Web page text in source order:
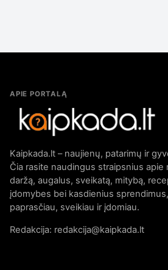
APIE PORTALĄ
Kaipkada.lt – naujienų, patarimų ir
Čia rasite naudingus straipsnius apie
daržą, augalus, sveikatą, mitybą,
įdomybes bei kasdienius
paprasčiau, sveikiau ir įdomiau.
Redakcija: redakcija@kaipkada.lt